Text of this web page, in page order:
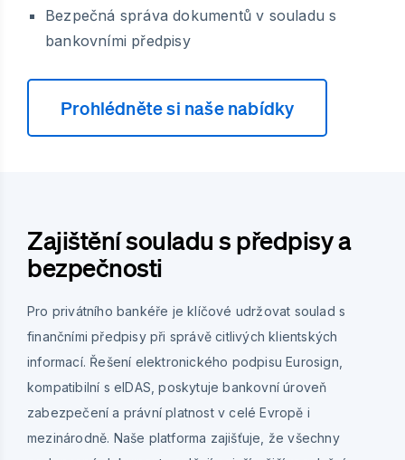
Bezpečná správa dokumentů v souladu s
bankovními předpisy
Prohlédněte si naše nabídky
Zajištění souladu s předpisy a
bezpečnosti
Pro privátního bankéře je klíčové udržovat soulad s
finančními předpisy při správě citlivých klientských
informací. Řešení elektronického podpisu Eurosign,
kompatibilní s eIDAS, poskytuje bankovní úroveň
zabezpečení a právní platnost v celé Evropě i
mezinárodně. Naše platforma zajišťuje, že všechny